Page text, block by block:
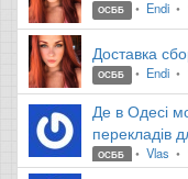
ОСББ Endi
Доставка
ОСББ Endi
Де в Одесі
перекладів
ОСББ Vlas